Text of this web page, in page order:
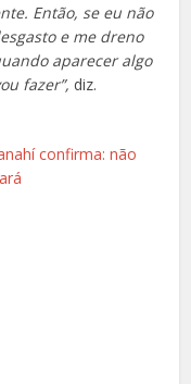
Então, se eu não
e me dreno
aparecer algo
fazer”, diz.
confirma: não